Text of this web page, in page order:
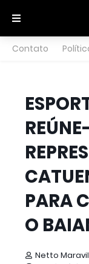
Contato
PARA
O
Netto